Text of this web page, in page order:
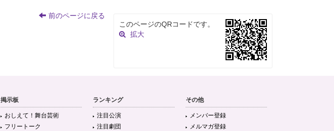
前のページに戻る
このページのQRコードです。
拡大
掲示板
おしえて！舞台芸術
フリートーク
ランキング
注目公演
注目劇団
その他
メンバー登録
メルマガ登録